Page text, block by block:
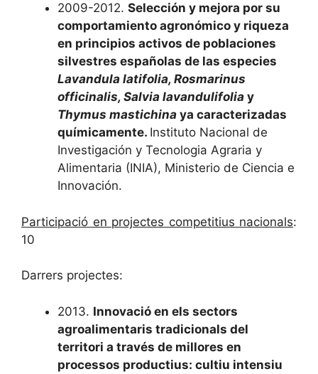
2009-2012. Selección y mejora por su
comportamiento agronómico y riqueza
en principios activos de poblaciones
silvestres españolas de las especies
Lavandula latifolia, Rosmarinus
officinalis, Salvia lavandulifolia y
Thymus mastichina ya caracterizadas
químicamente. Instituto Nacional de
Investigación y Tecnologia Agraria y
Alimentaria (INIA), Ministerio de Ciencia e
Innovación.
Participació en projectes competitius nacionals:
10
Darrers projectes:
2013. Innovació en els sectors
agroalimentaris tradicionals del
territori a través de millores en
processos productius: cultiu intensiu